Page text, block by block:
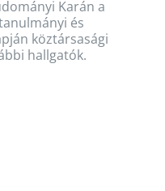
Karán a
és
köztársasági
hallgatók.